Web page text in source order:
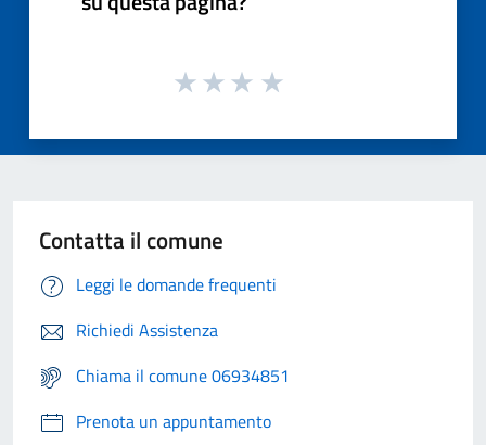
Contatta il comune
Leggi le domande frequenti
Richiedi Assistenza
Chiama il comune 06934851
Prenota un appuntamento